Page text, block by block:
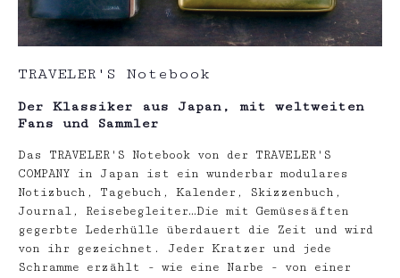
TRAVELER'S Notebook
Der Klassiker aus Japan, mit weltweiten
Fans und Sammler
Das TRAVELER'S Notebook von der TRAVELER'S
COMPANY in Japan ist ein wunderbar modulares
Notizbuch, Tagebuch, Kalender, Skizzenbuch,
Journal, Reisebegleiter…Die mit Gemüsesäften
gegerbte Lederhülle überdauert die Zeit und wird
von ihr gezeichnet. Jeder Kratzer und jede
Schramme erzählt - wie eine Narbe - von einer